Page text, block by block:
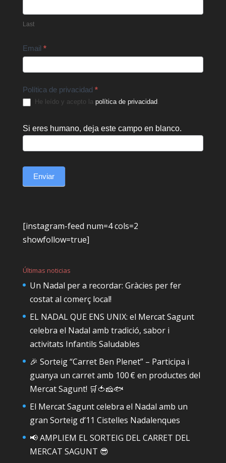
Last
Email *
Política de privacidad *
He leído y acepto la política de privacidad.
Si eres humano, deja este campo en blanco.
Enviar
[instagram-feed num=4 cols=2
showfollow=true]
Últimas noticias
Un Nadal per a recordar: Gràcies per fer
costat al comerç local!
EL NADAL QUE ENS UNIX: el Mercat Sagunt
celebra el Nadal amb tradició, sabor i
activitats Infantils Saludables
🎉 Sorteig “Carret Ben Plenet” – Participa i
guanya un carret amb 100 € en productes del
Mercat Sagunt! 🛒🍅🧀🐟
El Mercat Sagunt celebra el Nadal amb un
gran Sorteig d’11 Cistelles Nadalenques
📢 AMPLIEM EL SORTEIG DEL CARRET DEL
MERCAT SAGUNT 😎